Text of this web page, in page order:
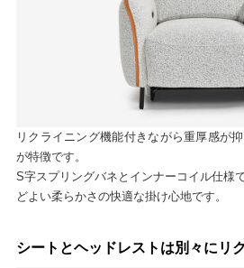
リクライニング機能付きながら重厚感が
が特徴です。
S字スプリングバネとインナーコイル仕様
どよい柔らかさの快適な掛け心地です。
シートとヘッドレストは別々にリ